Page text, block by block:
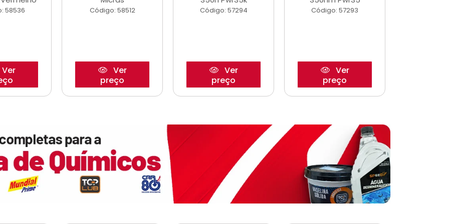
58536
Ver
Código: 58512
Ver
preço
Código: 57294
Ver
preço
Código: 57293
Ver
preço